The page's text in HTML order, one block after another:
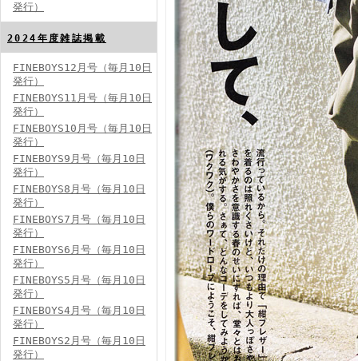
FINEBOYS2024年5月号
FINEBOYS2024年4月号
発行）
2024年度雑誌掲載
FINEBOYS12月号（毎月10日
発行）
FINEBOYS11月号（毎月10日
発行）
FINEBOYS10月号（毎月10日
発行）
FINEBOYS9月号（毎月10日
発行）
FINEBOYS8月号（毎月10日
発行）
FINEBOYS7月号（毎月10日
発行）
FINEBOYS6月号（毎月10日
発行）
FINEBOYS5月号（毎月10日
発行）
FINEBOYS4月号（毎月10日
発行）
FINEBOYS2月号（毎月10日
発行）